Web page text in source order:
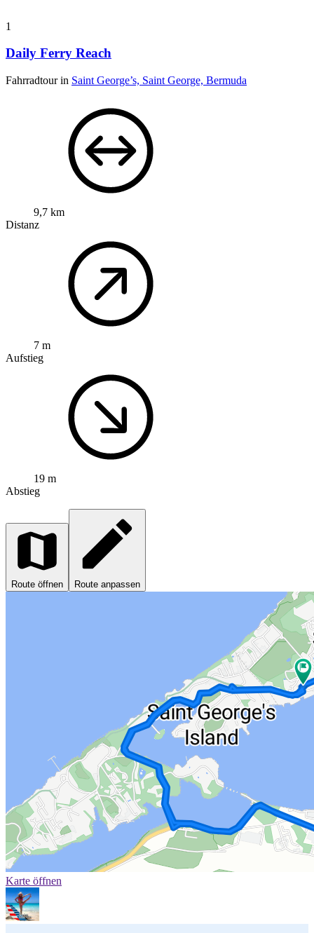
1
Daily Ferry Reach
Fahrradtour in Saint George’s, Saint George, Bermuda
9,7 km
Distanz
7 m
Aufstieg
19 m
Abstieg
Route öffnen Route anpassen
Karte öffnen